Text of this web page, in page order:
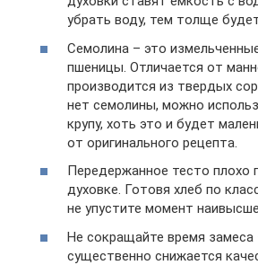
убрать воду, тем толще
Семолина – это
пшеницы. Отличается от
производится из твердых
нет семолины, можно
крупу, хоть это и будет
от оригинального рецепта.
Передержанное тесто плохо
духовке. Готовя хлеб по
не упустите момент
Не сокращайте время замеса
существенно снижается